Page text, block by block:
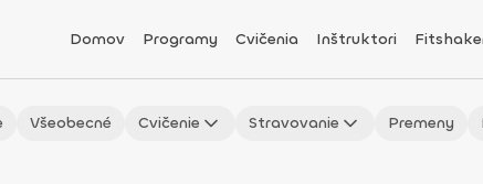
Domov Programy Cvičenia Inštruktori
Všeobecné Cvičenie Stravovanie Premeny